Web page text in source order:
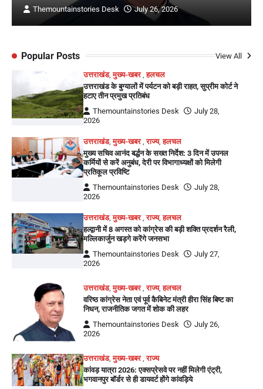
Themountainstories Desk July 26, 2026
Popular Posts View All
उत्तराखंड,मुख्य-खबर ,हलचल
उत्तराखंड के बुग्यालों में पर्यटन को बड़ी राहत, सुप्रीम कोर्ट ने
हटाए तीन प्रमुख प्रतिबंध
Themountainstories Desk
July 28,
2026
उत्तराखंड,मुख्य-खबर ,राज्य,हलचल
मुख्य सचिव आनंद बर्द्धन के सख्त निर्देश: 3 दिन में उपनल
कर्मियों से करें अनुबंध, देरी पर विभागाध्यक्षों को मिलेगी
प्रतिकूल प्रविष्टि
Themountainstories Desk
July 28,
2026
उत्तराखंड,मुख्य-खबर ,राज्य,हलचल
हल्द्वानी में 8 अगस्त को कांग्रेस की बड़ी शक्ति प्रदर्शन रैली,
मल्लिकार्जुन खड़गे करेंगे जनसभा
Themountainstories Desk
July 27,
2026
उत्तराखंड,मुख्य-खबर ,राज्य,हलचल
वरिष्ठ कांग्रेस नेता एवं पूर्व कैबिनेट मंत्री हीरा सिंह बिष्ट का
निधन, राजनीतिक जगत में शोक की लहर
Themountainstories Desk
July 26,
2026
उत्तराखंड,मुख्य-खबर ,राज्य
कांवड़ यात्रा 2026: एक्सप्रेसवे पर नहीं मिलेगी एंट्री,
भगवानपुर बॉर्डर से ही डायवर्ट होंगे कांवड़िये